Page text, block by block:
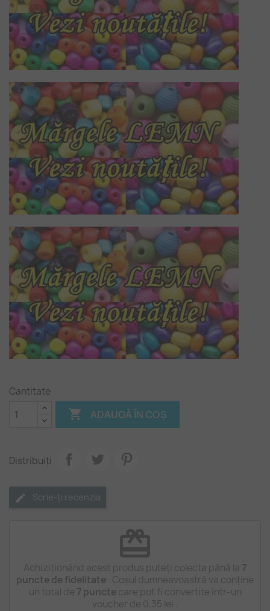
Cantitate
 ADAUGĂ ÎN COȘ
Distribuiți
Scrie-ți recenzia
redeem
Achiziționând acest produs puteți colecta până la 7
puncte de fidelitate . Coșul dumneavoastră va conține
un total de 7 puncte care pot fi convertite într-un
voucher de 0,35 lei